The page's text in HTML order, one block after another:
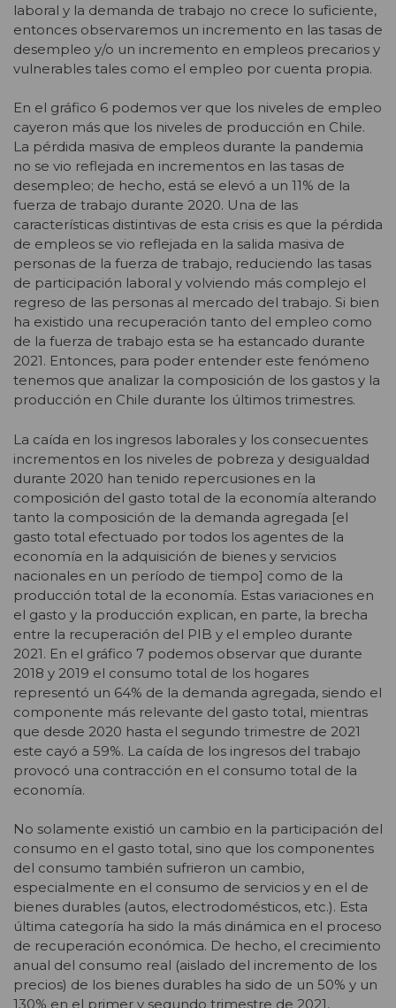
laboral y la demanda de trabajo no crece lo suficiente,
entonces observaremos un incremento en las tasas de
desempleo y/o un incremento en empleos precarios y
vulnerables tales como el empleo por cuenta propia.
En el gráfico 6 podemos ver que los niveles de empleo
cayeron más que los niveles de producción en Chile.
La pérdida masiva de empleos durante la pandemia
no se vio reflejada en incrementos en las tasas de
desempleo; de hecho, está se elevó a un 11% de la
fuerza de trabajo durante 2020. Una de las
características distintivas de esta crisis es que la pérdida
de empleos se vio reflejada en la salida masiva de
personas de la fuerza de trabajo, reduciendo las tasas
de participación laboral y volviendo más complejo el
regreso de las personas al mercado del trabajo. Si bien
ha existido una recuperación tanto del empleo como
de la fuerza de trabajo esta se ha estancado durante
2021. Entonces, para poder entender este fenómeno
tenemos que analizar la composición de los gastos y la
producción en Chile durante los últimos trimestres.
La caída en los ingresos laborales y los consecuentes
incrementos en los niveles de pobreza y desigualdad
durante 2020 han tenido repercusiones en la
composición del gasto total de la economía alterando
tanto la composición de la demanda agregada [el
gasto total efectuado por todos los agentes de la
economía en la adquisición de bienes y servicios
nacionales en un período de tiempo] como de la
producción total de la economía. Estas variaciones en
el gasto y la producción explican, en parte, la brecha
entre la recuperación del PIB y el empleo durante
2021. En el gráfico 7 podemos observar que durante
2018 y 2019 el consumo total de los hogares
representó un 64% de la demanda agregada, siendo el
componente más relevante del gasto total, mientras
que desde 2020 hasta el segundo trimestre de 2021
este cayó a 59%. La caída de los ingresos del trabajo
provocó una contracción en el consumo total de la
economía.
No solamente existió un cambio en la participación del
consumo en el gasto total, sino que los componentes
del consumo también sufrieron un cambio,
especialmente en el consumo de servicios y en el de
bienes durables (autos, electrodomésticos, etc.). Esta
última categoría ha sido la más dinámica en el proceso
de recuperación económica. De hecho, el crecimiento
anual del consumo real (aislado del incremento de los
precios) de los bienes durables ha sido de un 50% y un
130% en el primer y segundo trimestre de 2021,